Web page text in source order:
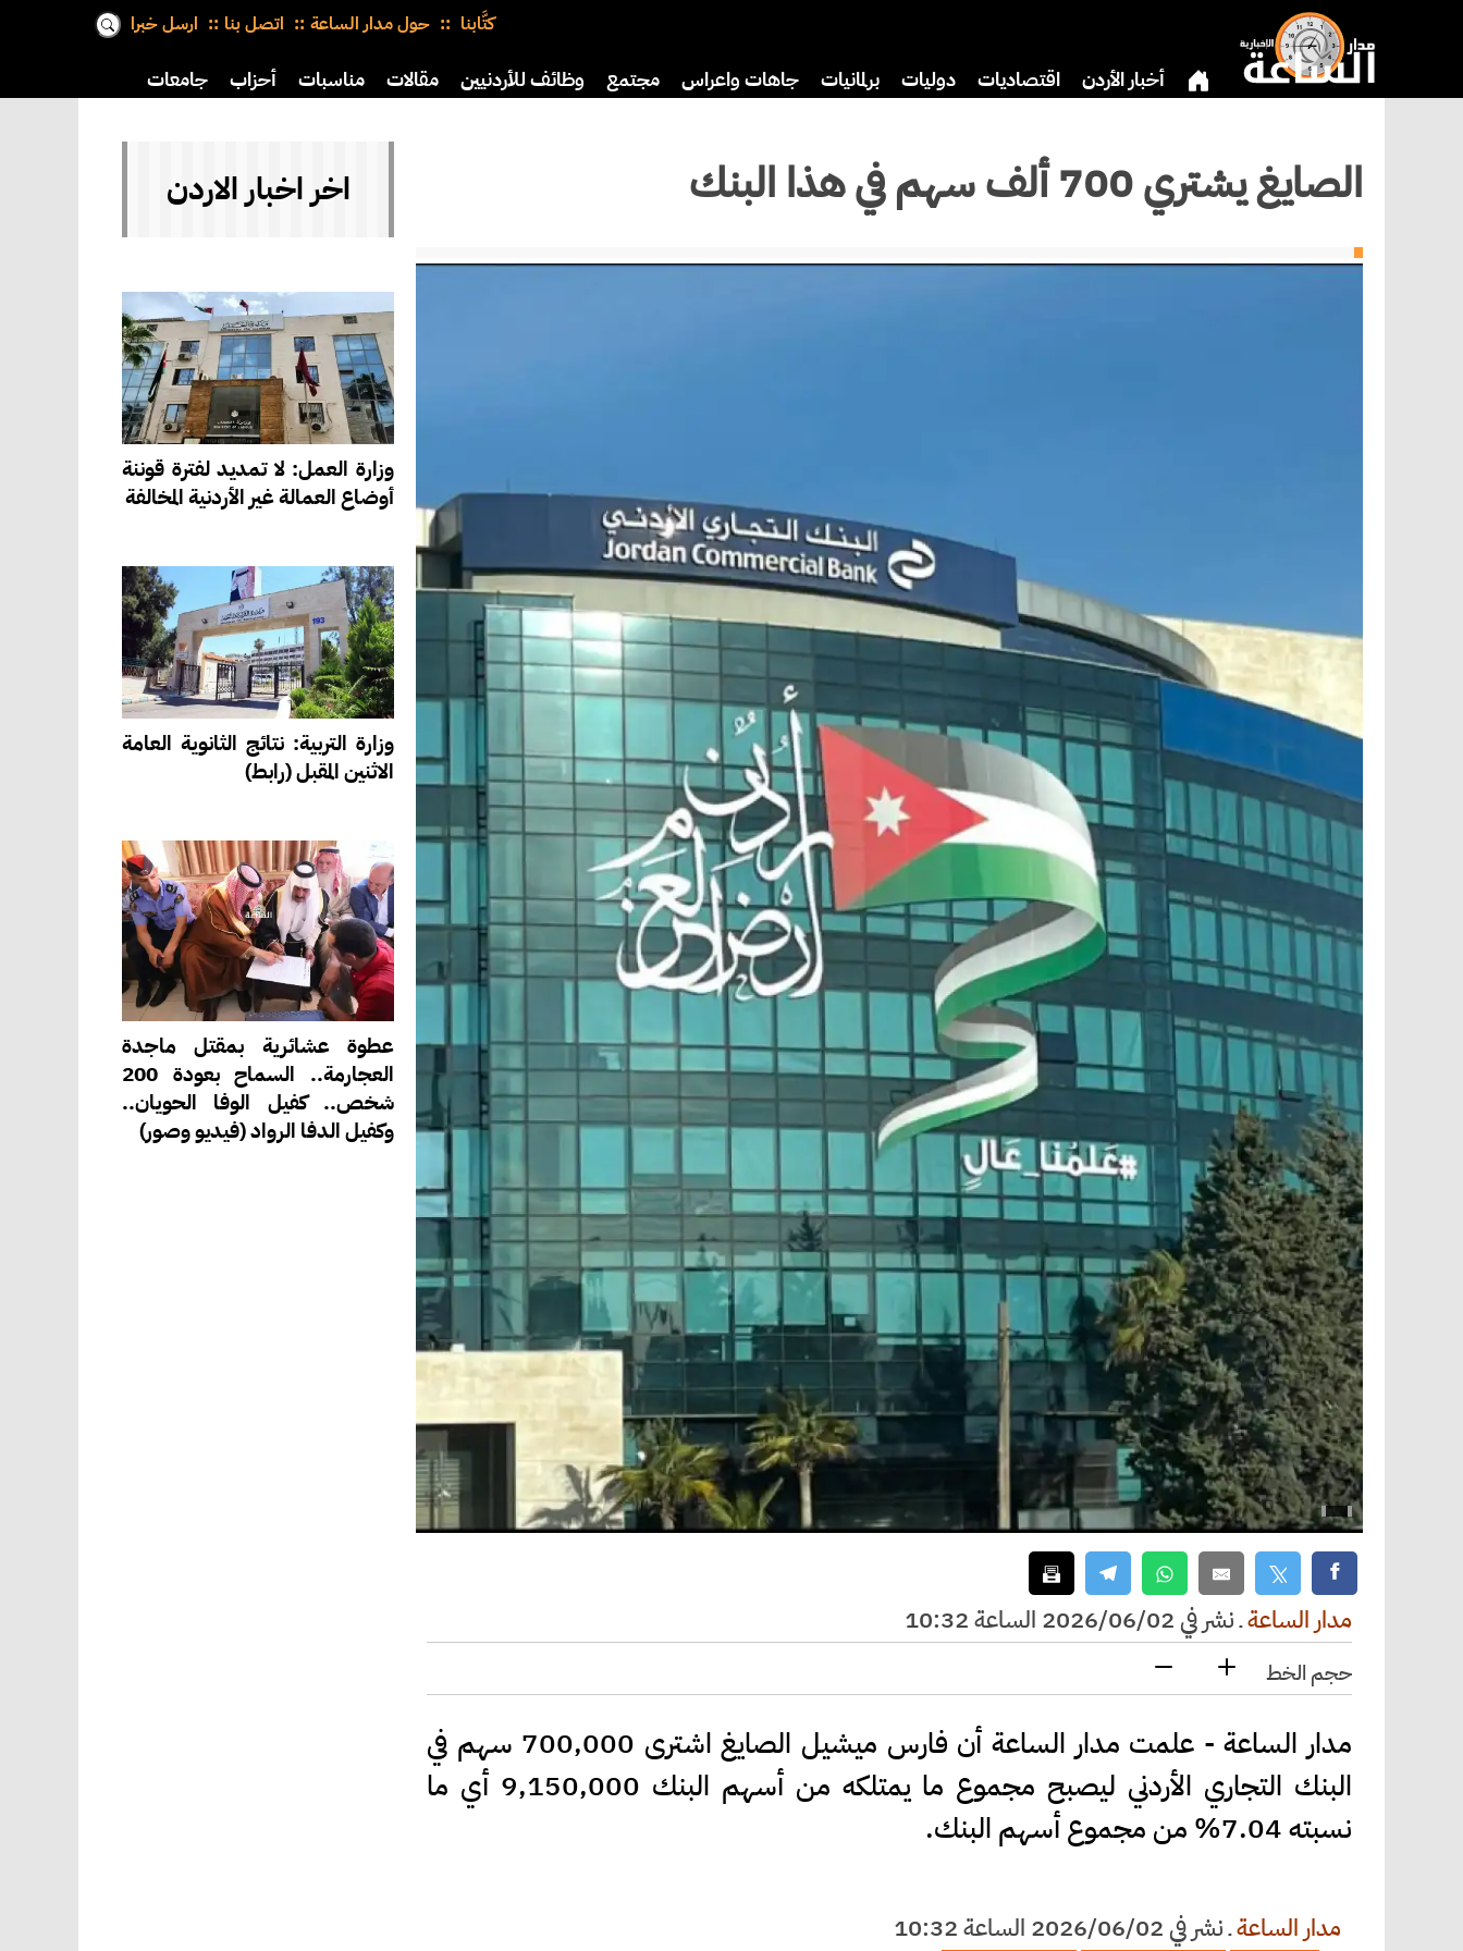
كتَّابنا حول مدار الساعة اتصل بنا ارسل خبرا
أخبار الأردن اقتصاديات دوليات برلمانيات جاهات واعراس مجتمع وظائف للأردنيين مقالات مناسبات أحزاب جامعات
الصايغ يشتري 700 ألف سهم في هذا البنك
مدار الساعةـنشر في 2026/06/02 الساعة 10:32
حجم الخط
مدار الساعة - علمت مدار الساعة أن فارس ميشيل الصايغ اشترى 700,000 سهم في
البنك التجاري الأردني ليصبح مجموع ما يمتلكه من أسهم البنك 9,150,000 أي ما
نسبته 7.04% من مجموع أسهم البنك.
مدار الساعةـنشر في 2026/06/02 الساعة 10:32
اخر اخبار الاردن
وزارة العمل: لا تمديد لفترة قوننة
أوضاع العمالة غير الأردنية المخالفة
وزارة التربية: نتائج الثانوية العامة
الاثنين المقبل (رابط)
عطوة عشائرية بمقتل ماجدة
العجارمة.. السماح بعودة 200
شخص.. كفيل الوفا الحويان..
وكفيل الدفا الرواد (فيديو وصور)